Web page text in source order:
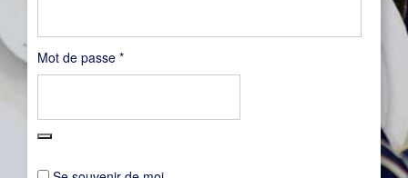
Mot de passe *Obligatoire